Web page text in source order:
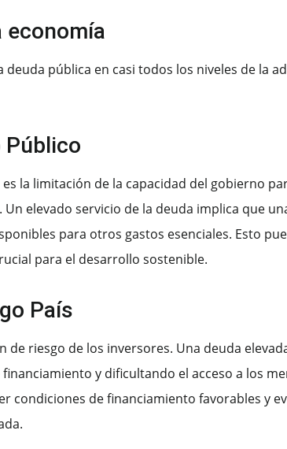
pública en casi todos los niveles de la
Público
la limitación de la capacidad del gobierno
elevado servicio de la deuda implica que
para otros gastos esenciales. Esto
para el desarrollo sostenible.
País
riesgo de los inversores. Una deuda
y dificultando el acceso a los
condiciones de financiamiento favorables y